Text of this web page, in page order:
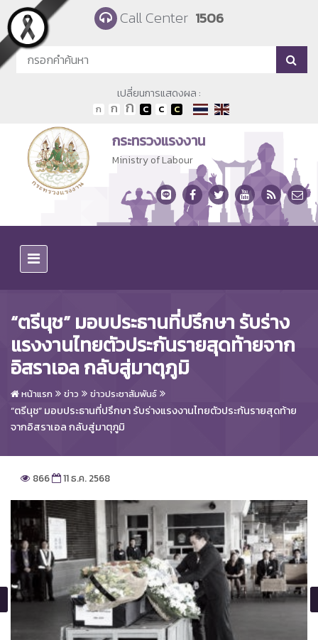
Skip to main content Call Center 1506
เปลี่ยนการแสดงผล :
กระทรวงแรงงาน
Ministry of Labour
“ตรีนุช” มอบประธานที่ปรึกษา รับร่าง
แรงงานไทยตัวประกันรายสุดท้ายจาก
อิสราเอล กลับสู่มาตุภูมิ
หน้าแรก ข่าว ข่าวประชาสัมพันธ์
“ตรีนุช” มอบประธานที่ปรึกษา รับร่างแรงงานไทยตัวประกันรายสุดท้าย
จากอิสราเอล กลับสู่มาตุภูมิ
866 11 ธ.ค. 2568